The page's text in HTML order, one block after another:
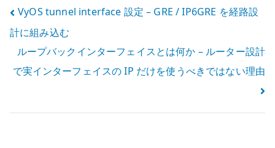
投
稿
ナ
ゲ
VyOS tunnel interface 設定 – GRE / IP6GRE を経路設
計に組み込む
ループバックインターフェイスとは何か – ルーター設計
で実インターフェイスの IP だけを使うべきではない理由